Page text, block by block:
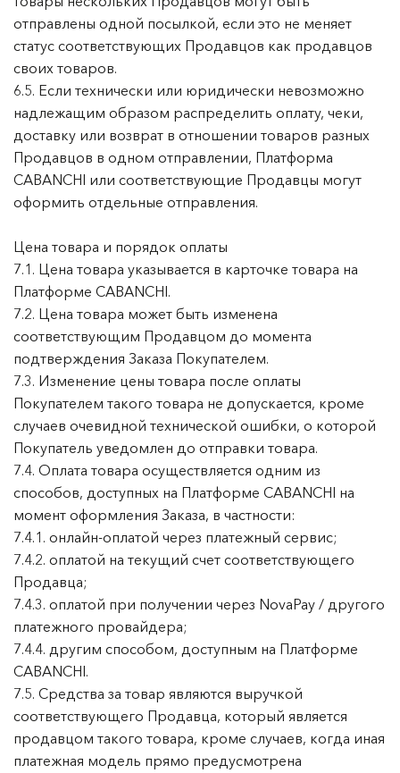
отправлены одной посылкой, если это не меняет
статус соответствующих Продавцов как продавцов
своих товаров.
6.5. Если технически или юридически невозможно
надлежащим образом распределить оплату, чеки,
доставку или возврат в отношении товаров разных
Продавцов в одном отправлении, Платформа
CABANCHI или соответствующие Продавцы могут
оформить отдельные отправления.
Цена товара и порядок оплаты
7.1. Цена товара указывается в карточке товара на
Платформе CABANCHI.
7.2. Цена товара может быть изменена
соответствующим Продавцом до момента
подтверждения Заказа Покупателем.
7.3. Изменение цены товара после оплаты
Покупателем такого товара не допускается, кроме
случаев очевидной технической ошибки, о которой
Покупатель уведомлен до отправки товара.
7.4. Оплата товара осуществляется одним из
способов, доступных на Платформе CABANCHI на
момент оформления Заказа, в частности:
7.4.1. онлайн-оплатой через платежный сервис;
7.4.2. оплатой на текущий счет соответствующего
Продавца;
7.4.3. оплатой при получении через NovaPay / другого
платежного провайдера;
7.4.4. другим способом, доступным на Платформе
CABANCHI.
7.5. Средства за товар являются выручкой
соответствующего Продавца, который является
продавцом такого товара, кроме случаев, когда иная
платежная модель прямо предусмотрена